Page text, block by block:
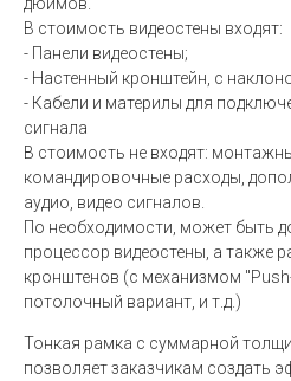
В стоимость видеостены входят:
- Панели видеостены;
- Настенный кронштейн, с
- Кабели и материлы для
сигнала
В стоимость не входят:
командировочные расходы,
аудио, видео сигналов.
По необходимости, может быть
процессор видеостены, а также
кронштенов (с механизмом
потолочный вариант, и т.д.)
Тонкая рамка с суммарной
позволяет заказчикам создать